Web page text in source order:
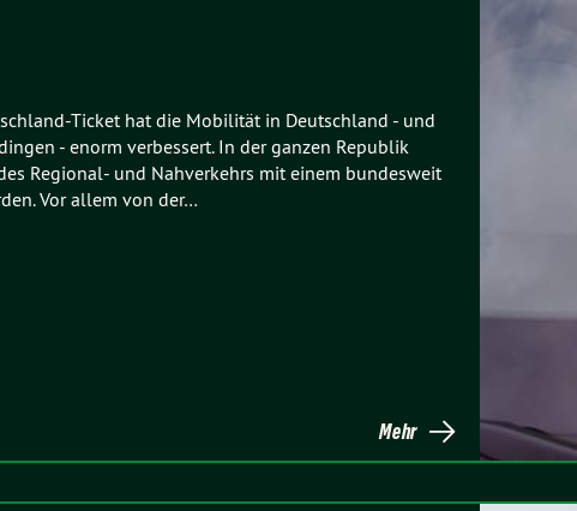
Ticket hat die Mobilität in Deutschland - und
- enorm verbessert. In der ganzen Republik
Regional- und Nahverkehrs mit einem bundesweit
Vor allem von der…
Mehr